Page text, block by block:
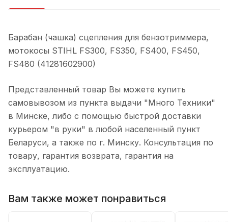
Барабан (чашка) сцепления для бензотриммера,
мотокосы STIHL FS300, FS350, FS400, FS450,
FS480 (41281602900)
Представленный товар Вы можете купить
самовывозом из пункта выдачи "Много Техники"
в Минске, либо с помощью быстрой доставки
курьером "в руки" в любой населенный пункт
Беларуси, а также по г. Минску. Консультация по
товару, гарантия возврата, гарантия на
эксплуатацию.
Вам также может понравиться